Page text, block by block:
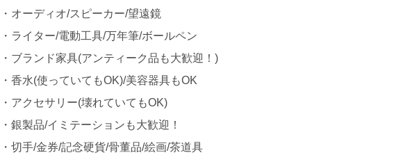
・オーディオ/スピーカー/望遠鏡
・ライター/電動工具/万年筆/ボールペン
・ブランド家具(アンティーク品も大歓迎！)
・香水(使っていてもOK)/美容器具もOK
・アクセサリー(壊れていてもOK)
・銀製品/イミテーションも大歓迎！
・切手/金券/記念硬貨/骨董品/絵画/茶道具